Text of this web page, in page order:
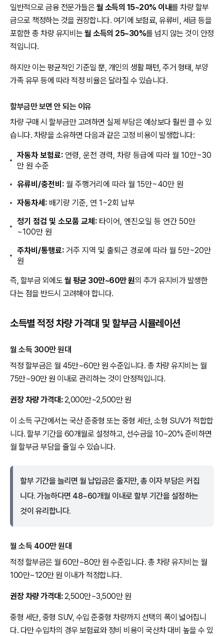
일반적으로 금융 전문가들은 월 소득의 15~20% 이내를 차량 할부
금으로 책정하는 것을 권장합니다. 여기에 보험료, 유류비, 세금 등을
포함한 총 차량 유지비는 월 소득의 25~30%를 넘지 않는 것이 안정
적입니다.
하지만 이는 평균적인 기준일 뿐, 개인의 생활 패턴, 주거 형태, 부양
가족 유무 등에 따라 적정 비율은 달라질 수 있습니다.
할부금만 보면 안 되는 이유
차량 구매 시 할부금만 고려하면 실제 부담은 예상보다 훨씬 클 수 있
습니다. 차량을 소유하면 다음과 같은 고정 비용이 발생합니다:
자동차 보험료: 연령, 운전 경력, 차량 등급에 따라 월 10만~30
만 원 수준
유류비/충전비: 월 주행거리에 따라 월 15만~40만 원
자동차세: 배기량 기준, 연 1~2회 납부
정기 점검 및 소모품 교체: 타이어, 엔진오일 등 연간 50만
~100만 원
주차비/통행료: 거주 지역 및 출퇴근 경로에 따라 월 5만~20만
원
즉, 할부금 외에도 월 평균 30만~60만 원의 추가 유지비가 발생한
다는 점을 반드시 고려해야 합니다.
소득별 적정 차량 가격대 및 할부금 시뮬레이션
월 소득 300만 원대
적정 할부금은 월 45만~60만 원 수준입니다. 총 차량 유지비는 월
75만~90만 원 이내로 관리하는 것이 안정적입니다.
권장 차량 가격대:2,000만~2,500만 원
이 소득 구간에서는 국산 준중형 또는 중형 세단, 소형 SUV가 적합합
니다. 할부 기간을 60개월로 설정하고, 선수금을 10~20% 준비하면
월 할부금 부담을 줄일 수 있습니다.
할부 기간을 늘리면 월 납입금은 줄지만, 총 이자 부담은 커집
니다. 가능하다면 48~60개월 이내로 할부 기간을 설정하는
것이 유리합니다.
월 소득 400만 원대
적정 할부금은 월 60만~80만 원 수준입니다. 총 차량 유지비는 월
100만~120만 원 이내가 적정합니다.
권장 차량 가격대:2,500만~3,500만 원
중형 세단, 중형 SUV, 수입 준중형 차량까지 선택의 폭이 넓어집니
다. 다만 수입차의 경우 보험료와 정비 비용이 국산차 대비 높을 수 있